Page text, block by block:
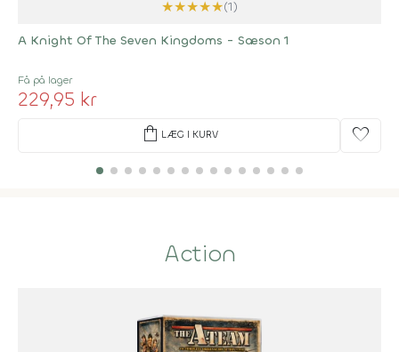
★★★★★(1)
A Knight Of The Seven Kingdoms - Sæson 1
Få på lager
229,95 kr
shopping_bag LÆG I KURV favorite
Action